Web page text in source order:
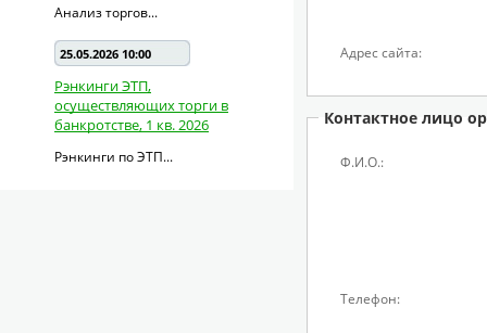
Анализ торгов...
25.05.2026 10:00
Рэнкинги ЭТП,
осуществляющих торги в
банкротстве, 1 кв. 2026
Рэнкинги по ЭТП...
Адрес сайта:
Контактное лицо
Ф.И.О.:
Телефон: